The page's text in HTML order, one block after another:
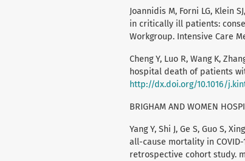
Joannidis M, Forni LG, Klein
in critically ill patients:
Workgroup. Intensive Care
Cheng Y, Luo R, Wang K,
hospital death of patients
http://dx.doi.org/10.1016/
BRIGHAM AND WOMEN
Yang Y, Shi J, Ge S, Guo S,
all-cause mortality in
retrospective cohort study.